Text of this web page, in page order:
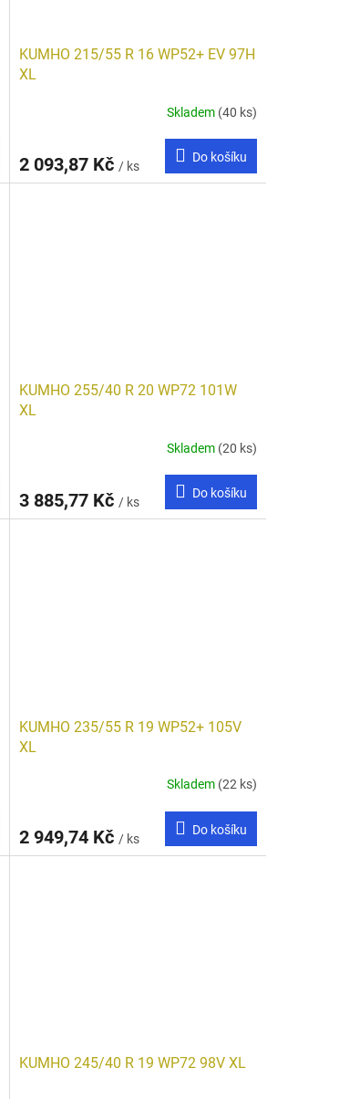
KUMHO 215/55 R 16 WP52+ EV 97H
XL
Skladem (40 ks)
2 093,87 Kč / ks
Do košíku
KUMHO 255/40 R 20 WP72 101W
XL
Skladem (20 ks)
3 885,77 Kč / ks
Do košíku
KUMHO 235/55 R 19 WP52+ 105V
XL
Skladem (22 ks)
2 949,74 Kč / ks
Do košíku
KUMHO 245/40 R 19 WP72 98V XL